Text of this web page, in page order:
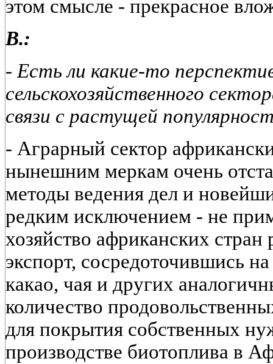
этом смысле - прекрасное
В.:
- Есть ли какие-то
сельскохозяйственного
связи с растущей
- Аграрный сектор
нынешним меркам очень
методы ведения дел и
редким исключением - не
хозяйство африканских стран
экспорт, сосредоточившись
какао, чая и других
количество
для покрытия собственных
производстве биотоплива в